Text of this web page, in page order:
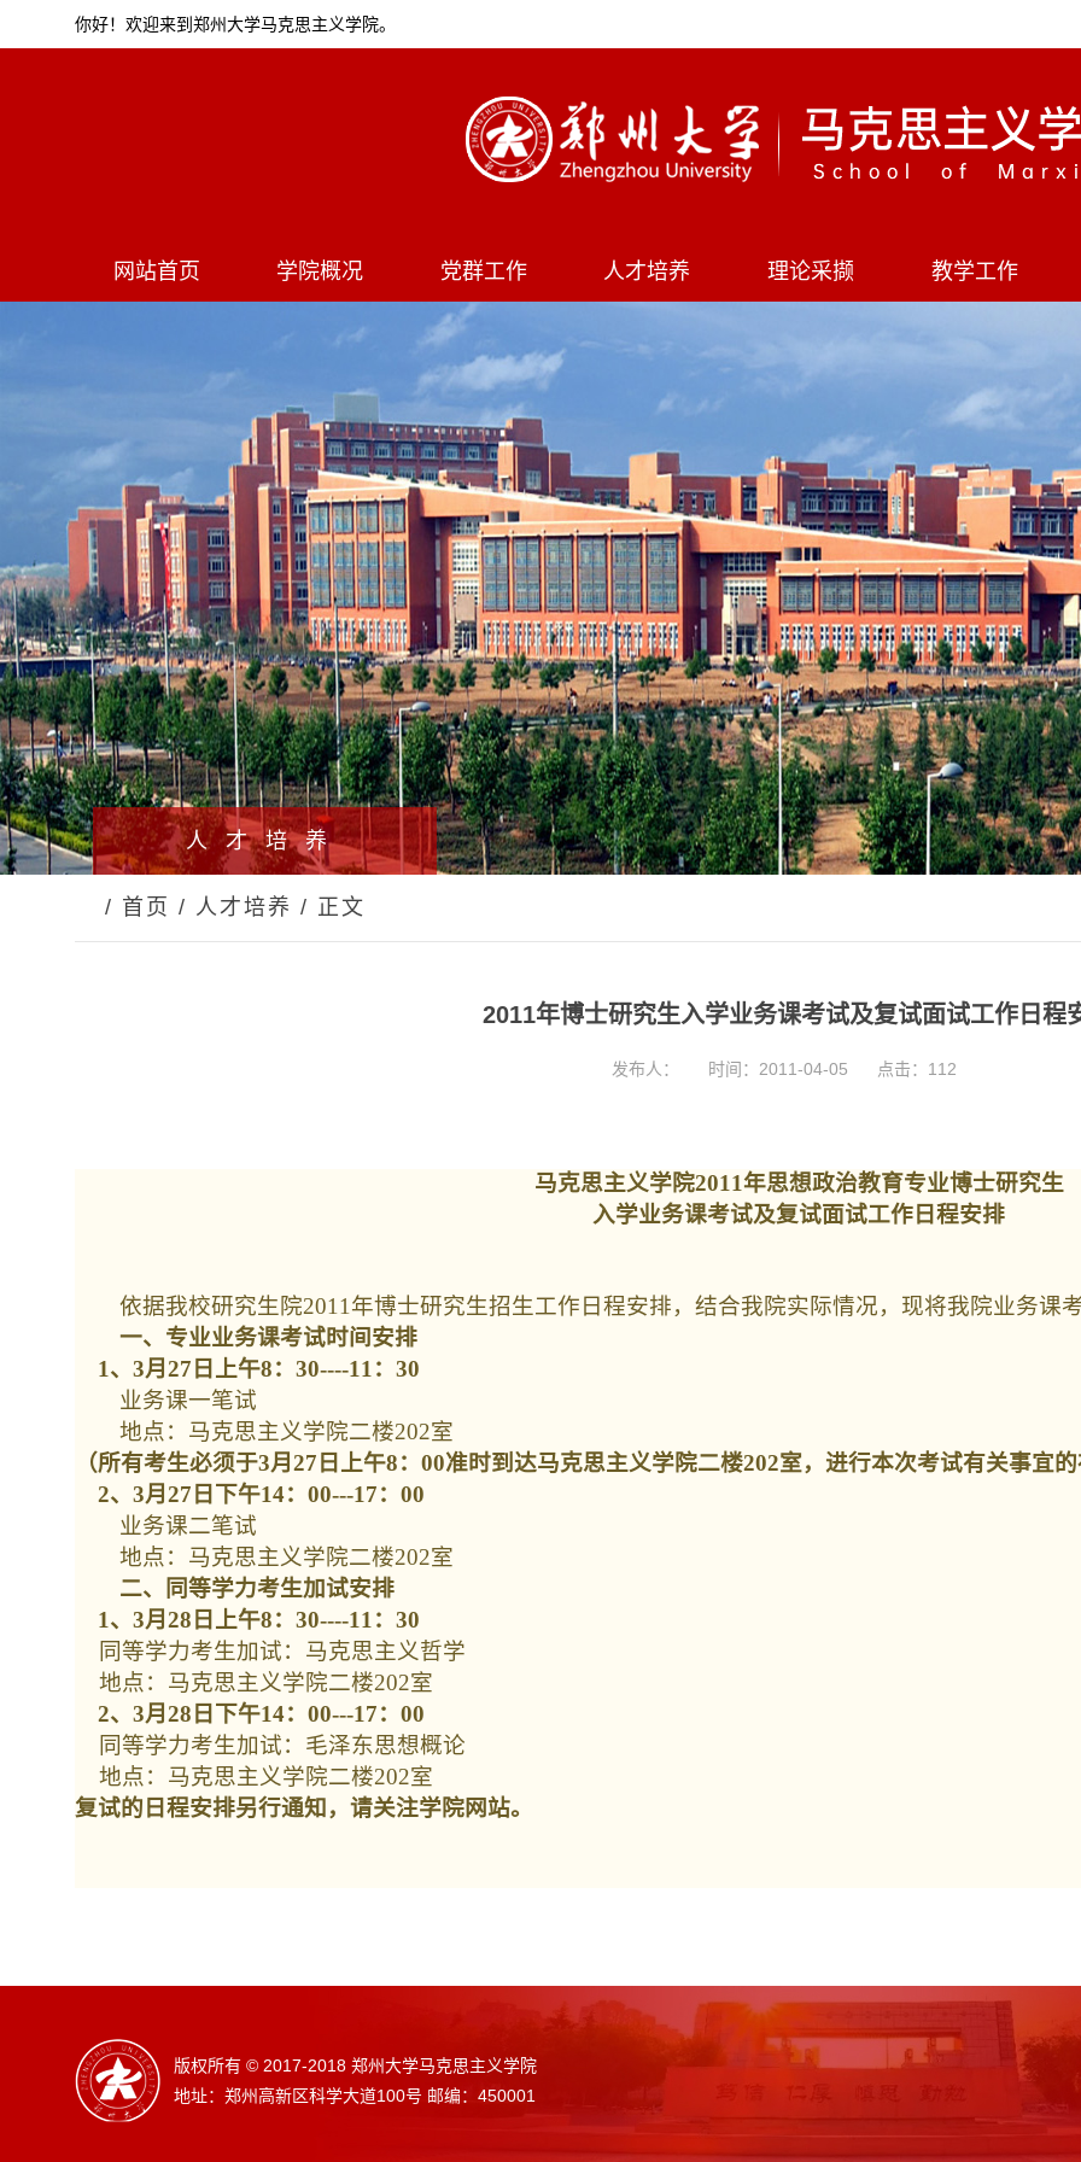
你好！欢迎来到郑州大学马克思主义学院。
网站首页 学院概况 党群工作 人才培养 理论采撷 教学工作
人才培养
/ 首页 / 人才培养 / 正文
2011年博士研究生入学业务课考试及复试面试工作日程
发布人： 时间：2011-04-05 点击： 112
马克思主义学院2011年思想政治教育专业博士研究生
入学业务课考试及复试面试工作日程安排
依据我校研究生院2011 年博士研究生招生工作日程安排，结合我院实际情况，现将我院业务课
一、专业业务课考试时间安排
1、 3月 27 日上午8： 30----11 ： 30
业务课一笔试
地点：马克思主义学院二楼202室
（所有考生必须于3月 27 日上午8： 00准时到达马克思主义学院二楼202室，进行本次考试有关事宜
2、 3月 27 日下午14： 00---17： 00
业务课二笔试
地点：马克思主义学院二楼202室
二、同等学力考生加试安排
1、 3月 28 日上午8： 30----11 ： 30
同等学力考生加试：马克思主义哲学
地点：马克思主义学院二楼202室
2、 3月 28 日下午14： 00---17： 00
同等学力考生加试：毛泽东思想概论
地点：马克思主义学院二楼202室
复试的日程安排另行通知，请关注学院网站。
版权所有 © 2017-2018 郑州大学马克思主义学院
地址：郑州高新区科学大道100号 邮编：450001